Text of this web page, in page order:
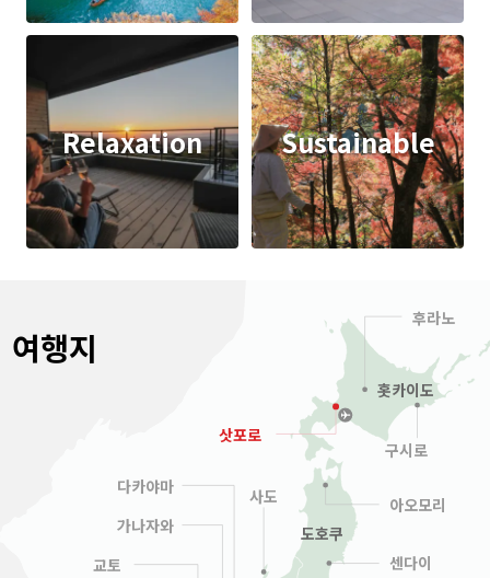
Relaxation Sustainable
여행지
홋카이도
도호쿠
삿포로
후라노
구시로
아오모리
센다이
사도
다카야마
가나자와
교토